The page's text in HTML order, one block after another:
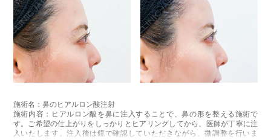
施術名：コリアンノーズ
施術内容：鼻のヒアルロン酸注射と鼻中隔下制筋のボトックス注射を組み
合わせた施術です。
[鼻のヒアルロン酸注射]
ヒアルロン酸を鼻に注入することで、鼻の形を整える施術です。
[鼻中隔下制筋のボトックス注射]
ボツリヌス菌から抽出されるタンパク質を注入し鼻先を下に引っ張る鼻中
隔下制筋の働きを抑えることで、鼻先を上向きにする施術です。
とがございます。また、稀にアレルギー、細菌感染症、血管閉塞、頭痛な
どが生じることがございます。注入箇所を強く刺激するようなマッサージ
は1〜2週間ほどお控えください。ボトックス注入後は男性は3か月、女性
は2か月避妊して頂くようお願いします。
施術名：鼻のヒアルロン酸注射
施術内容：ヒアルロン酸を鼻に注入することで、鼻の形を整える施術で
す。ご希望の仕上がりをしっかりとヒアリングしてから、医師が丁寧に注
入いたします。注入後は鏡で確認していただきながら、微調整を行いま